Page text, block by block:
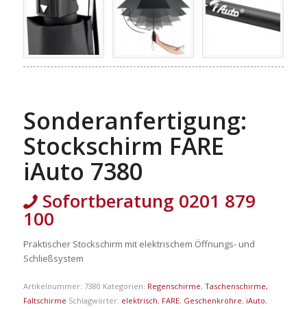
Sonderanfertigung:
Stockschirm FARE
iAuto 7380
Sofortberatung 0201 879
100
Praktischer Stockschirm mit elektrischem Öffnungs- und
Schließsystem
Artikelnummer: 7380 Kategorien: Regenschirme, Taschenschirme,
Faltschirme Schlagwörter: elektrisch, FARE, Geschenkröhre, iAuto,